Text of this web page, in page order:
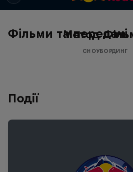
Фільми та передачі
Метод
СНОУБОРДИНГ
Події